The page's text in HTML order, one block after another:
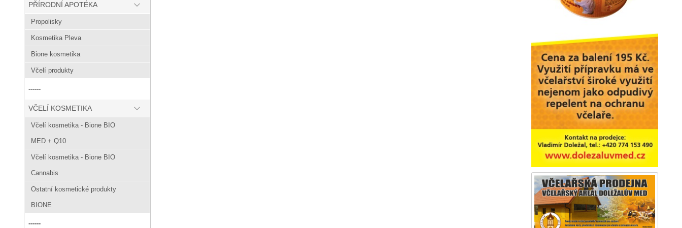
PŘÍRODNÍ APOTÉKA
Propolisky
Kosmetika Pleva
Bione kosmetika
Včelí produkty
------
VČELÍ KOSMETIKA
Včelí kosmetika - Bione BIO
MED + Q10
Včelí kosmetika - Bione BIO
Cannabis
Ostatní kosmetické produkty
BIONE
------